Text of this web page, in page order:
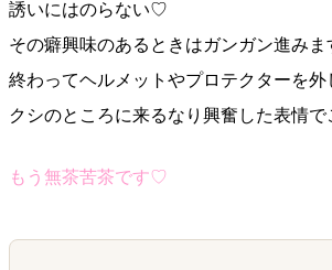
誘いにはのらない♡
その癖興味のあるときはガンガン進みま
終わってヘルメットやプロテクターを外
クシのところに来るなり興奮した表情で
もう無茶苦茶です♡